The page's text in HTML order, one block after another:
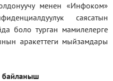
менен «Инфоком»
саясатын
боло турган мамилелерге
аракеттеги мыйзамдары
байланыш